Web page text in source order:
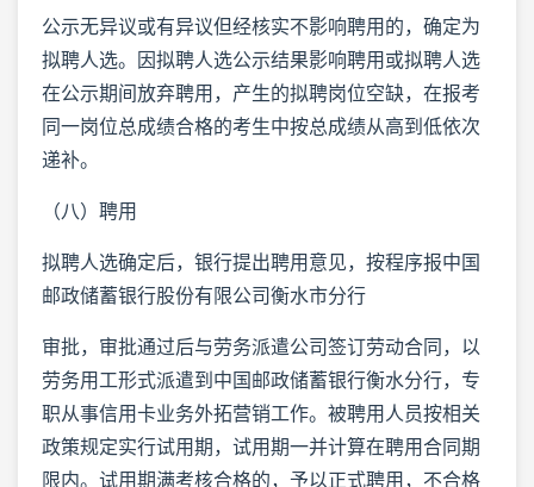
公示无异议或有异议但经核实不影响聘用的，确定为
拟聘人选。因拟聘人选公示结果影响聘用或拟聘人选
在公示期间放弃聘用，产生的拟聘岗位空缺，在报考
同一岗位总成绩合格的考生中按总成绩从高到低依次
递补。
（八）聘用
拟聘人选确定后，银行提出聘用意见，按程序报中国
邮政储蓄银行股份有限公司衡水市分行
审批，审批通过后与劳务派遣公司签订劳动合同，以
劳务用工形式派遣到中国邮政储蓄银行衡水分行，专
职从事信用卡业务外拓营销工作。被聘用人员按相关
政策规定实行试用期，试用期一并计算在聘用合同期
限内。试用期满考核合格的，予以正式聘用，不合格